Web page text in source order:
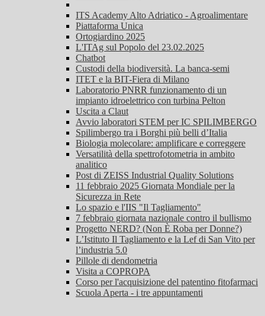
ITS Academy Alto Adriatico - Agroalimentare
Piattaforma Unica
Ortogiardino 2025
L'ITAg sul Popolo del 23.02.2025
Chatbot
Custodi della biodiversità. La banca-semi
ITET e la BIT-Fiera di Milano
Laboratorio PNRR funzionamento di un
impianto idroelettrico con turbina Pelton
Uscita a Claut
Avvio laboratori STEM per IC SPILIMBERGO
Spilimbergo tra i Borghi più belli d’Italia
Biologia molecolare: amplificare e correggere
Versatilità della spettrofotometria in ambito
analitico
Post di ZEISS Industrial Quality Solutions
11 febbraio 2025 Giornata Mondiale per la
Sicurezza in Rete
Lo spazio e l'IIS "Il Tagliamento"
7 febbraio giornata nazionale contro il bullismo
Progetto NERD? (Non È Roba per Donne?)
L’Istituto Il Tagliamento e la Lef di San Vito per
l’industria 5.0
Pillole di dendometria
Visita a COPROPA
Corso per l'acquisizione del patentino fitofarmaci
Scuola Aperta - i tre appuntamenti